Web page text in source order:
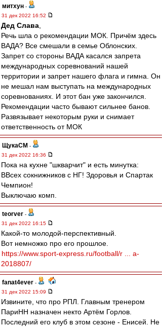
митхун -
31 дек 2022 16:52
Дед Слава
Речь шла о рекомендации МОК. Причём здесь
ВАДА? Все смешали в семье Облонских.
Запрет со стороны ВАДА касался запрета
международных соревнований нашей
территории и запрет нашего флага и гимна. Он
не мешал нам выступать на международных
соревнованиях. И этот бан уже закончился.
Рекомендации часто бывают сильнее банов.
Развязывает некоторым руки и снимает
ответственность от МОК
ЩукаСМ -
31 дек 2022 16:36
Пока на кухне "шкварчит" и есть минутка:
ВВсех сокнижников с НГ! Здоровья и Спартак
Чемпион!
Выключаю комп.
teorver -
31 дек 2022 16:15
Какой-то молодой-перспективный.
Вот немножко про его прошлое.
https://www.sport-express.ru/football/r ... a-
2018807/
fanat4ever -
31 дек 2022 15:09
Извините, что про РПЛ. Главным тренером
ПариНН назначен некто Артём Горлов.
Последний его клуб в этом сезоне - Енисей. Не